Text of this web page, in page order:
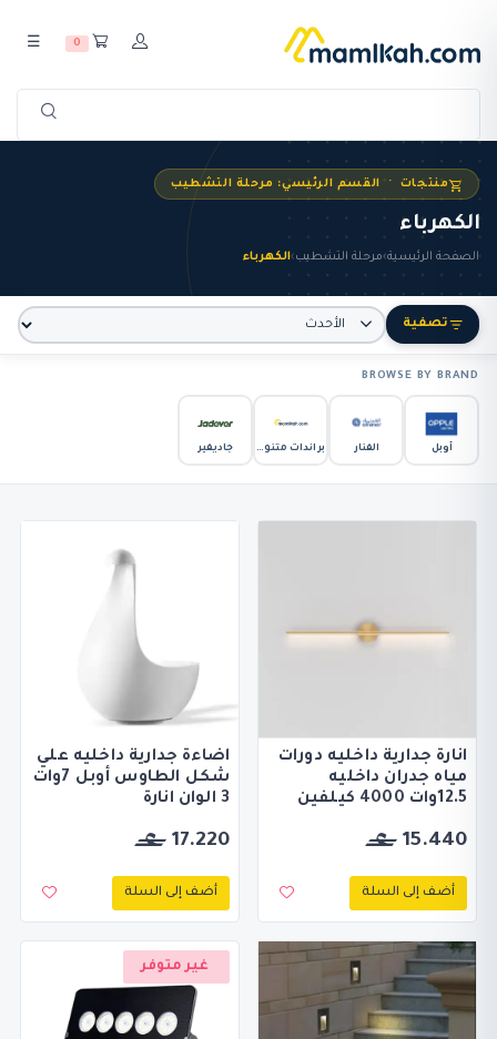
0
☰
منتجات · القسم الرئيسي: مرحلة التشطيب
الكهرباء
الصفحة الرئيسية›مرحلة التشطيب›الكهرباء
تصفية
BROWSE BY BRAND
أوبل الفنار براندات متنوعة جاديفير
انارة جدارية داخليه دورات
مياه جدران داخليه
12.5وات 4000 كيلفين
15.440
أضف إلى السلة
اضاءة جدارية داخليه علي
شكل الطاوس أوبل 7وات
3 الوان انارة
17.220
أضف إلى السلة
غير متوفر